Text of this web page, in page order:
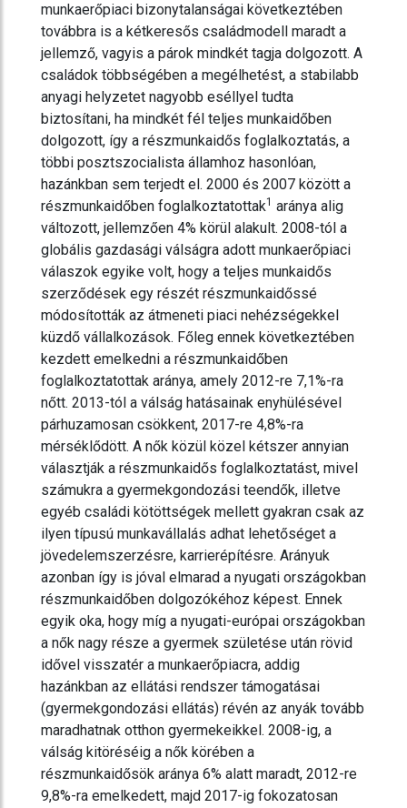
munkaerőpiaci bizonytalanságai következtében
továbbra is a kétkeresős családmodell maradt a
jellemző, vagyis a párok mindkét tagja dolgozott. A
családok többségében a megélhetést, a stabilabb
anyagi helyzetet nagyobb eséllyel tudta
biztosítani, ha mindkét fél teljes munkaidőben
dolgozott, így a részmunkaidős foglalkoztatás, a
többi posztszocialista államhoz hasonlóan,
hazánkban sem terjedt el. 2000 és 2007 között a
részmunkaidőben foglalkoztatottak1 aránya alig
változott, jellemzően 4% körül alakult. 2008-tól a
globális gazdasági válságra adott munkaerőpiaci
válaszok egyike volt, hogy a teljes munkaidős
szerződések egy részét részmunkaidőssé
módosították az átmeneti piaci nehézségekkel
küzdő vállalkozások. Főleg ennek következtében
kezdett emelkedni a részmunkaidőben
foglalkoztatottak aránya, amely 2012-re 7,1%-ra
nőtt. 2013-tól a válság hatásainak enyhülésével
párhuzamosan csökkent, 2017-re 4,8%-ra
mérséklődött. A nők közül közel kétszer annyian
választják a részmunkaidős foglalkoztatást, mivel
számukra a gyermekgondozási teendők, illetve
egyéb családi kötöttségek mellett gyakran csak az
ilyen típusú munkavállalás adhat lehetőséget a
jövedelemszerzésre, karrierépítésre. Arányuk
azonban így is jóval elmarad a nyugati országokban
részmunkaidőben dolgozókéhoz képest. Ennek
egyik oka, hogy míg a nyugati-európai országokban
a nők nagy része a gyermek születése után rövid
idővel visszatér a munkaerőpiacra, addig
hazánkban az ellátási rendszer támogatásai
(gyermekgondozási ellátás) révén az anyák tovább
maradhatnak otthon gyermekeikkel. 2008-ig, a
válság kitöréséig a nők körében a
részmunkaidősök aránya 6% alatt maradt, 2012-re
9,8%-ra emelkedett, majd 2017-ig fokozatosan